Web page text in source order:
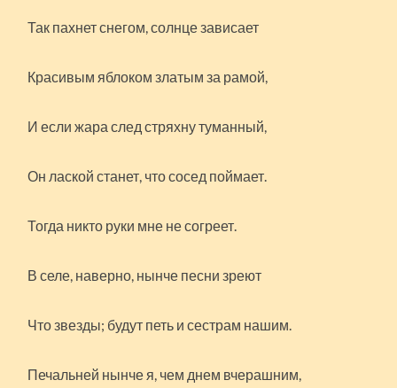
Так пахнет снегом, солнце зависает
Красивым яблоком златым за рамой,
И если жара след стряхну туманный,
Он лаской станет, что сосед поймает.
Тогда никто руки мне не согреет.
В селе, наверно, нынче песни зреют
Что звезды; будут петь и сестрам нашим.
Печальней нынче я, чем днем вчерашним,